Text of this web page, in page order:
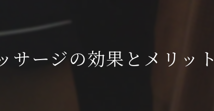
美肌
サージの効果とメリット